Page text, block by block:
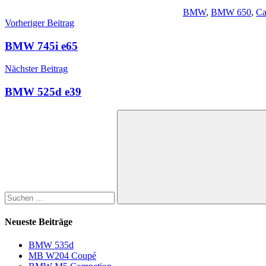
BMW, BMW 650,
Beitragsnavigation
Vorheriger Beitrag
BMW 745i e65
Nächster Beitrag
BMW 525d e39
Suchen
Neueste Beiträge
BMW 535d
MB W204 Coupé